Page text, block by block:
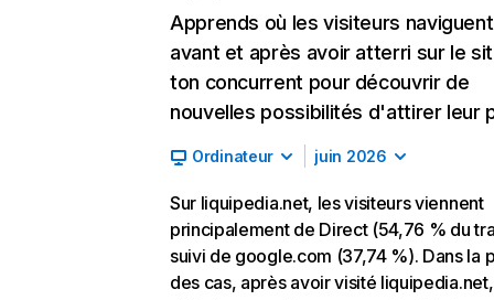
Apprends où les visiteurs naviguent
avant et après avoir atterri sur le
ton concurrent pour découvrir de
nouvelles possibilités d'attirer leur
Ordinateur juin 2026
Sur liquipedia.net, les visiteurs viennent
principalement de Direct (54,76 % du
suivi de google.com (37,74 %). Dans la
des cas, après avoir visité